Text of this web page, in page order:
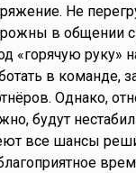
Не
в общении
«горячую руку»
в команде,
Однако,
будут
все шансы